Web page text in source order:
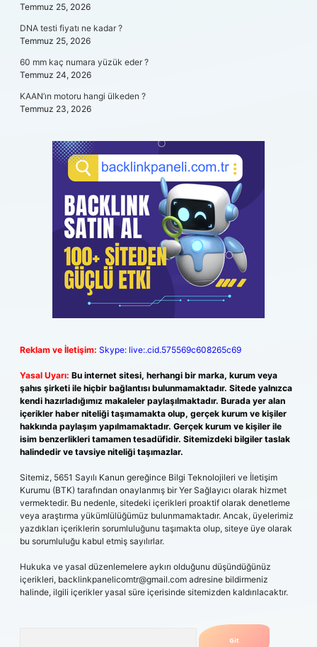
Temmuz 25, 2026
DNA testi fiyatı ne kadar ?
Temmuz 25, 2026
60 mm kaç numara yüzük eder ?
Temmuz 24, 2026
KAAN’ın motoru hangi ülkeden ?
Temmuz 23, 2026
Reklam ve İletişim: Skype: live:.cid.575569c608265c69
Yasal Uyarı: Bu internet sitesi, herhangi bir marka, kurum veya
şahıs şirketi ile hiçbir bağlantısı bulunmamaktadır. Sitede yalnızca
kendi hazırladığımız makaleler paylaşılmaktadır. Burada yer alan
içerikler haber niteliği taşımamakta olup, gerçek kurum ve kişiler
hakkında paylaşım yapılmamaktadır. Gerçek kurum ve kişiler ile
isim benzerlikleri tamamen tesadüfidir. Sitemizdeki bilgiler taslak
halindedir ve tavsiye niteliği taşımazlar.
Sitemiz, 5651 Sayılı Kanun gereğince Bilgi Teknolojileri ve İletişim
Kurumu (BTK) tarafından onaylanmış bir Yer Sağlayıcı olarak hizmet
vermektedir. Bu nedenle, sitedeki içerikleri proaktif olarak denetleme
veya araştırma yükümlülüğümüz bulunmamaktadır. Ancak, üyelerimiz
yazdıkları içeriklerin sorumluluğunu taşımakta olup, siteye üye olarak
bu sorumluluğu kabul etmiş sayılırlar.
Hukuka ve yasal düzenlemelere aykırı olduğunu düşündüğünüz
içerikleri, backlinkpanelicomtr@gmail.com adresine bildirmeniz
halinde, ilgili içerikler yasal süre içerisinde sitemizden kaldırılacaktır.